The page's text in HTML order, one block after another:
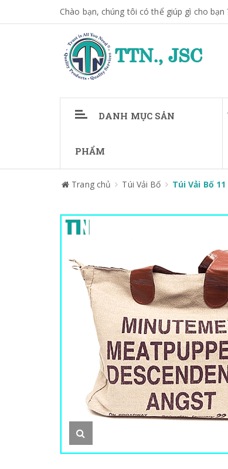
Chào bạn, chúng tôi có thể giúp gì cho bạn
DANH MỤC SẢN
PHẨM
Trang chủ Túi Vải Bố Túi Vải Bố 11